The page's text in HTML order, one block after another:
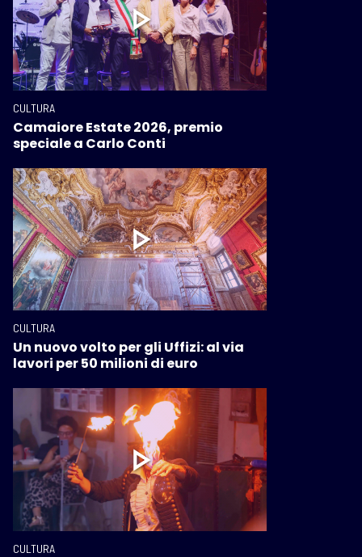
CULTURA
Camaiore Estate 2026, premio
speciale a Carlo Conti
CULTURA
Un nuovo volto per gli Uffizi: al via
lavori per 50 milioni di euro
CULTURA